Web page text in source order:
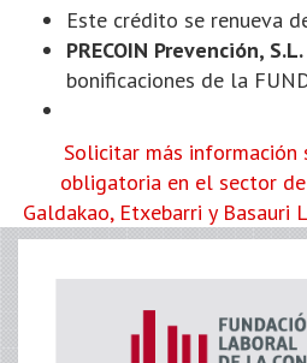
Este crédito se renueva
PRECOIN Prevención, S.L.
bonificaciones de la
Solicitar más información
obligatoria en el sector
Galdakao, Etxebarri y Basauri